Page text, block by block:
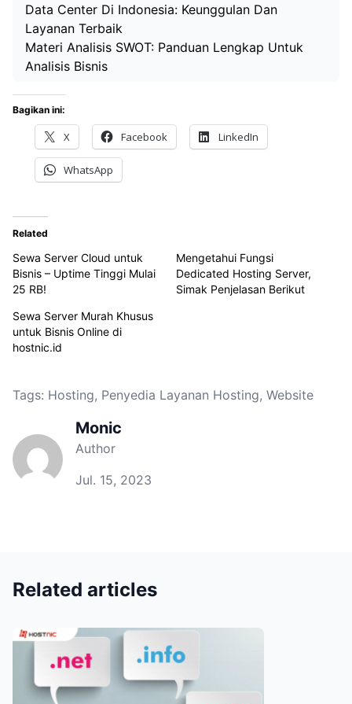
Data Center Di Indonesia: Keunggulan Dan
Layanan Terbaik
Materi Analisis SWOT: Panduan Lengkap Untuk
Analisis Bisnis
Bagikan ini:
X Facebook LinkedIn
WhatsApp
Related
Sewa Server Cloud untuk
Bisnis – Uptime Tinggi Mulai
25 RB!
Mengetahui Fungsi
Dedicated Hosting Server,
Simak Penjelasan Berikut
Sewa Server Murah Khusus
untuk Bisnis Online di
hostnic.id
Tags: Hosting, Penyedia Layanan Hosting, Website
Monic
Author
Jul. 15, 2023
Related articles